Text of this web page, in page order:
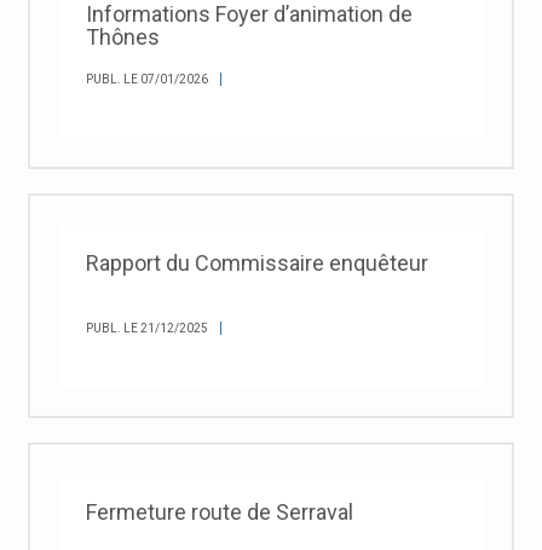
Informations Foyer d’animation de
Thônes
PUBL. LE 07/01/2026
Rapport du Commissaire enquêteur
PUBL. LE 21/12/2025
Fermeture route de Serraval